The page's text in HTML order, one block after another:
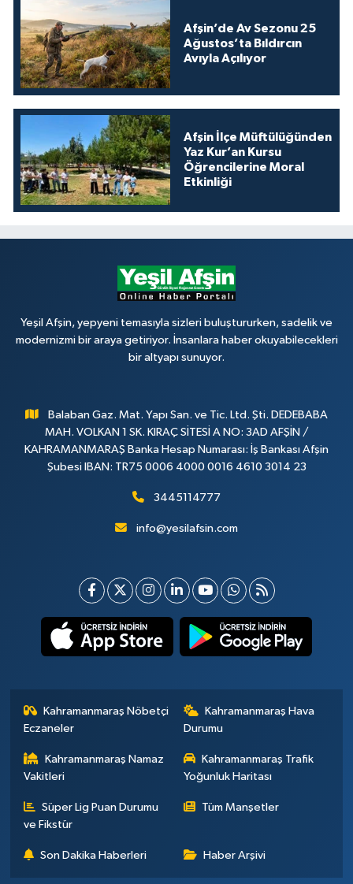
Afşin’de Av Sezonu 25
Ağustos’ta Bıldırcın
Avıyla Açılıyor
Afşin İlçe Müftülüğünden
Yaz Kur’an Kursu
Öğrencilerine Moral
Etkinliği
Yeşil Afşin, yepyeni temasıyla sizleri buluştururken, sadelik ve
modernizmi bir araya getiriyor. İnsanlara haber okuyabilecekleri
bir altyapı sunuyor.
Balaban Gaz. Mat. Yapı San. ve Tic. Ltd. Şti. DEDEBABA
MAH. VOLKAN 1 SK. KIRAÇ SİTESİ A NO: 3AD AFŞİN /
KAHRAMANMARAŞ Banka Hesap Numarası: İş Bankası Afşin
Şubesi IBAN: TR75 0006 4000 0016 4610 3014 23
3445114777
info@yesilafsin.com
Kahramanmaraş Nöbetçi
Eczaneler
Kahramanmaraş Hava
Durumu
Kahramanmaraş Namaz
Vakitleri
Kahramanmaraş Trafik
Yoğunluk Haritası
Süper Lig Puan Durumu
ve Fikstür
Tüm Manşetler
Son Dakika Haberleri Haber Arşivi